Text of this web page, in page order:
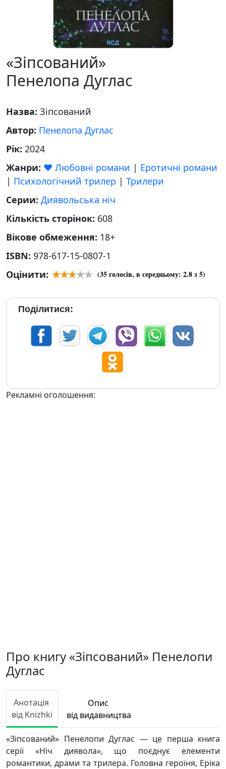
«Зіпсований»
Пенелопа Дуглас
Назва: Зіпсований
Автор: Пенелопа Дуглас
Рік: 2024
Жанри: ❤️ Любовні романи | Еротичні романи
| Психологічний трилер | Трилери
Серии: Диявольська ніч
Кількість сторінок: 608
Вікове обмеження: 18+
ISBN: 978-617-15-0807-1
Оцінити:
(35голосів, в середньому: 2.8з 5)
Поділитися:
Рекламні оголошення:
Про книгу «Зіпсований» Пенелопи
Дуглас
Анотація
від Knizhki
Опис
від видавництва
«Зіпсований» Пенелопи Дуглас — це перша книга
серії «Ніч диявола», що поєднує елементи
романтики, драми та трилера. Головна героїня, Еріка